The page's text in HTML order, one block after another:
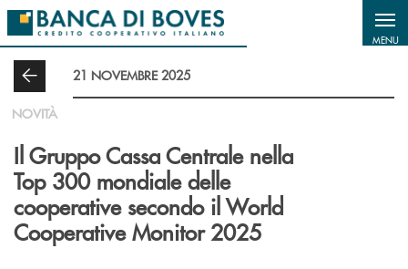
Salta al contenuto principale
MENU
21 NOVEMBRE 2025
NOVITÀ
Il Gruppo Cassa Centrale nella
Top 300 mondiale delle
cooperative secondo il World
Cooperative Monitor 2025